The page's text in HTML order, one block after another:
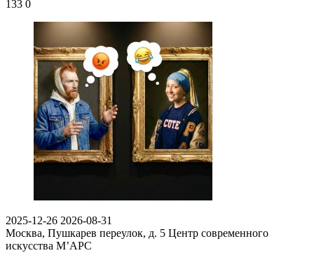
133 0
2025-12-26 2026-08-31
Москва, Пушкарев переулок, д. 5 Центр современного
искусства М’АРС